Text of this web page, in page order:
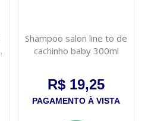
Shampoo salon line to de
cachinho baby 300ml
R$ 19,25
PAGAMENTO À VISTA